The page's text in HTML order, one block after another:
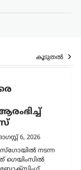
കൂടുതൽ
അറിയിച്ചു.
തുക